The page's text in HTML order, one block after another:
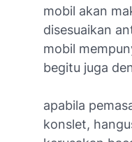
mobil akan
disesuaikan
mobil
begitu juga
apabila
konslet,